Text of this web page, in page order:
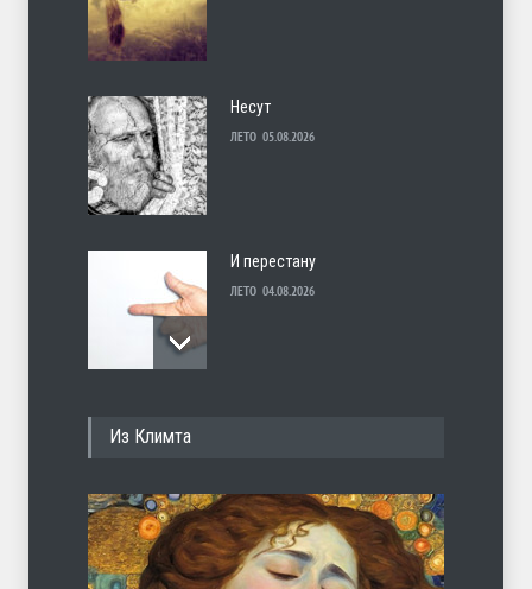
Несут
ЛЕТО 05.08.2026
И перестану
ЛЕТО 04.08.2026
Марципан (из Агнии Барто)
Из Климта